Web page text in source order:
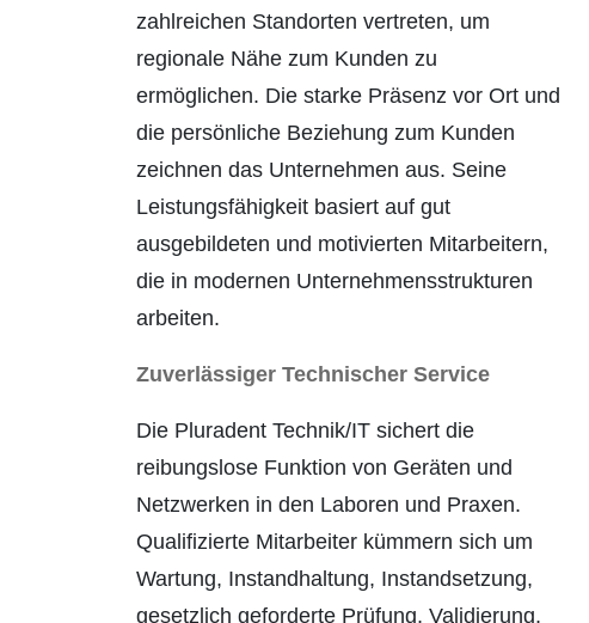
zahlreichen Standorten vertreten, um
regionale Nähe zum Kunden zu
ermöglichen. Die starke Präsenz vor Ort und
die persönliche Beziehung zum Kunden
zeichnen das Unternehmen aus. Seine
Leistungsfähigkeit basiert auf gut
ausgebildeten und motivierten Mitarbeitern,
die in modernen Unter­nehmensstrukturen
arbeiten.
Zuverlässiger Technischer Service
Die Pluradent Technik/IT sichert die
reibungs­lose Funktion von Geräten und
Netzwerken in den Laboren und Praxen.
Qualifizierte Mitarbeiter kümmern sich um
Wartung, Instandhal­tung, Instandsetzung,
gesetzlich geforderte Prüfung, Validierung,